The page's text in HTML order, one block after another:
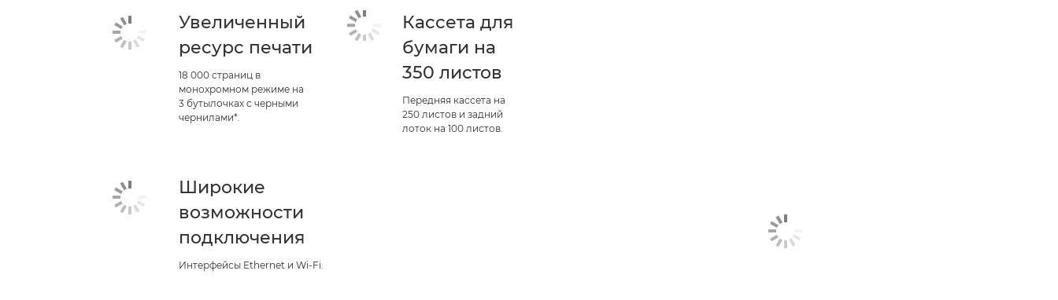
Увеличенный
ресурс печати
18 000 страниц в
монохромном режиме на
3 бутылочках с черными
чернилами*.
Кассета для
бумаги на
350 листов
Передняя кассета на
250 листов и задний
лоток на 100 листов.
Широкие
возможности
подключения
Интерфейсы Ethernet и Wi-Fi.